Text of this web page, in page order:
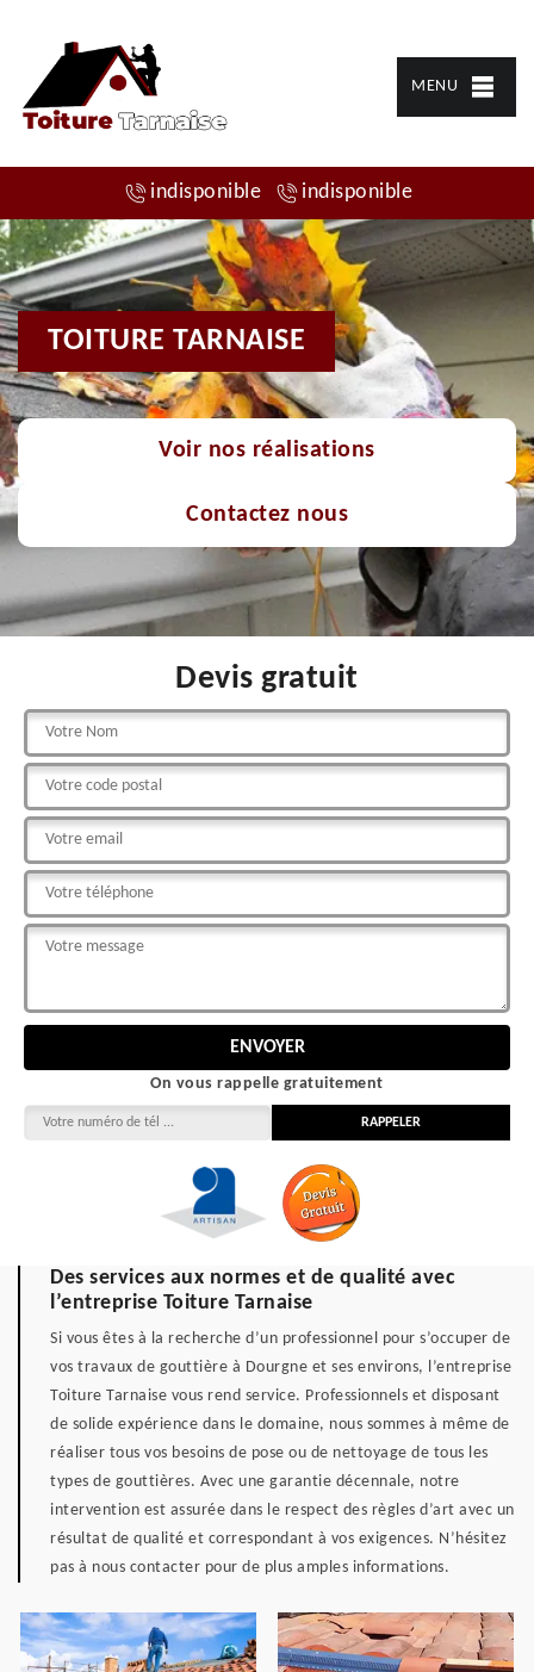
MENU
indisponible indisponible
TOITURE TARNAISE
Voir nos réalisations
Contactez nous
Devis gratuit
On vous rappelle gratuitement
Des services aux normes et de qualité avec
l’entreprise Toiture Tarnaise
Si vous êtes à la recherche d’un professionnel pour s’occuper de
vos travaux de gouttière à Dourgne et ses environs, l’entreprise
Toiture Tarnaise vous rend service. Professionnels et disposant
de solide expérience dans le domaine, nous sommes à même de
réaliser tous vos besoins de pose ou de nettoyage de tous les
types de gouttières. Avec une garantie décennale, notre
intervention est assurée dans le respect des règles d’art avec un
résultat de qualité et correspondant à vos exigences. N’hésitez
pas à nous contacter pour de plus amples informations.